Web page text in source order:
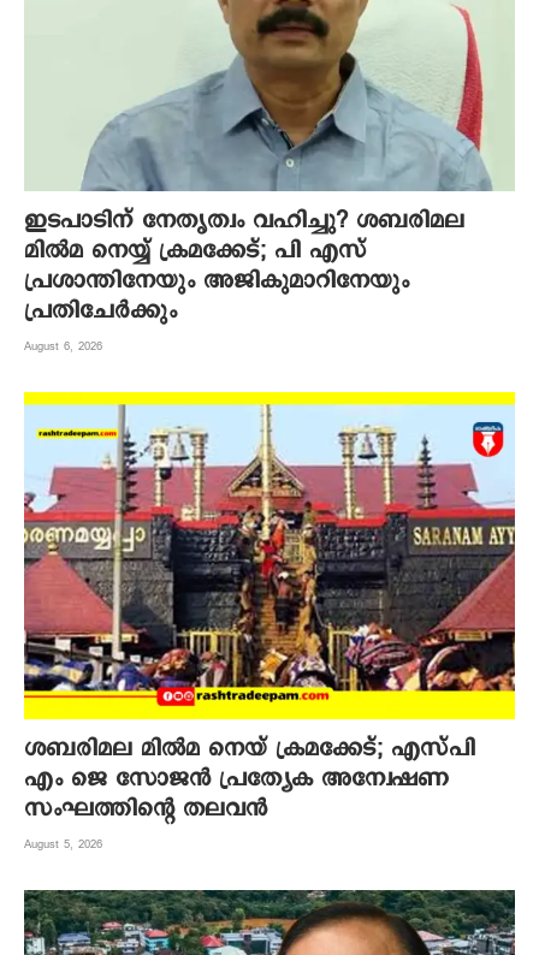
ഇടപാടിന് നേതൃത്വം വഹിച്ചു? ശബരിമല
മില്‍മ നെയ്യ് ക്രമക്കേട്; പി എസ്
പ്രശാന്തിനേയും അജികുമാറിനേയും
പ്രതിചേര്‍ക്കും
August 6, 2026
ശബരിമല മില്‍മ നെയ് ക്രമക്കേട്; എസ്പി
എം ജെ സോജന്‍ പ്രത്യേക അന്വേഷണ
സംഘത്തിന്റെ തലവന്‍
August 5, 2026